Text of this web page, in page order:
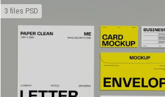
3 files PSD